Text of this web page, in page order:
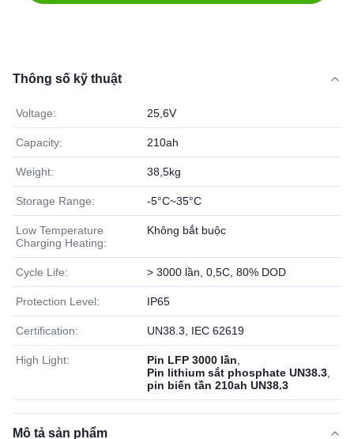
Thông số kỹ thuật
Voltage: 25,6V
Capacity: 210ah
Weight: 38,5kg
Storage Range: -5°C~35°C
Low Temperature
Charging Heating:
Không bắt buộc
Cycle Life: > 3000 lần, 0,5C, 80% DOD
Protection Level: IP65
Certification: UN38.3, IEC 62619
High Light: Pin LFP 3000 lần
Pin lithium sắt phosphate UN38.3
pin biến tần 210ah UN38.3
Mô tả sản phẩm